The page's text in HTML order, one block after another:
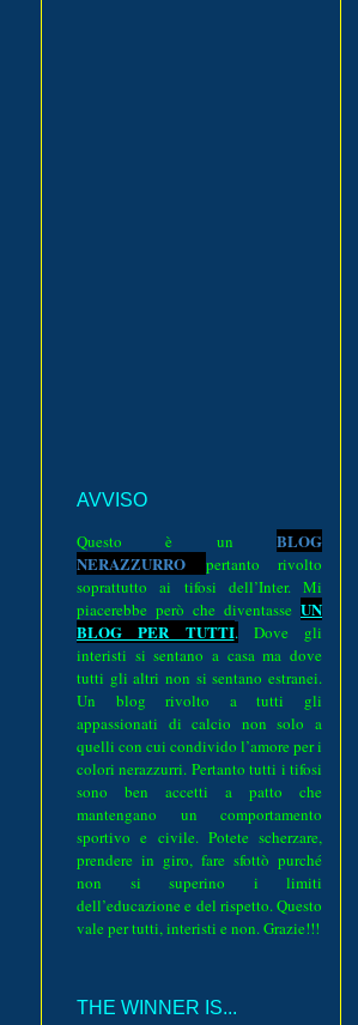
AVVISO
Questo è un BLOG
NERAZZURRO pertanto rivolto
soprattutto ai tifosi dell’Inter. Mi
piacerebbe però che diventasse UN
BLOG PER TUTTI.
Dove gli
interisti si sentano a casa ma dove
tutti gli altri non si sentano estranei.
Un blog rivolto a tutti gli
appassionati di calcio non solo a
quelli con cui condivido l’amore per i
colori nerazzurri. Pertanto tutti i tifosi
sono ben accetti a patto che
mantengano un comportamento
sportivo e civile. Potete scherzare,
prendere in giro, fare sfottò purché
non si superino i limiti
dell’educazione e del rispetto. Questo
vale per tutti, interisti e non. Grazie!!!
THE WINNER IS...